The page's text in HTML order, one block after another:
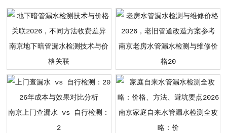
南京地下暗管漏水检测技术与价
格关联
南京老房水管漏水检测与维修价
格20
南京上门查漏水 vs 自行检测：
2
南京家庭自来水管漏水检测全攻
略：价